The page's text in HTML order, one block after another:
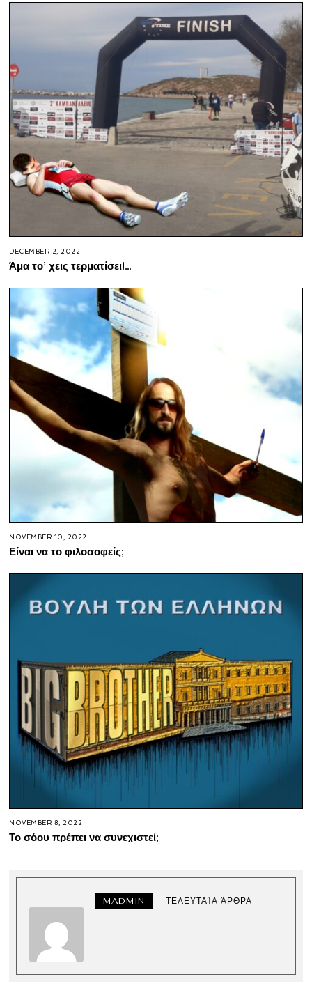
DECEMBER 2, 2022
Άμα το’ χεις τερματίσει!…
NOVEMBER 10, 2022
Είναι να το φιλοσοφείς;
NOVEMBER 8, 2022
Το σόου πρέπει να συνεχιστεί;
MADMIN ΤΕΛΕΥΤΑΊΑ ΆΡΘΡΑ